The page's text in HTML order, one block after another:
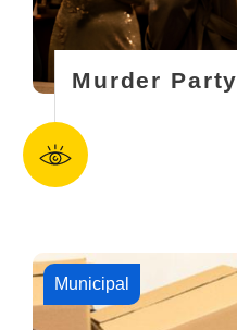
Murder Party
Municipal